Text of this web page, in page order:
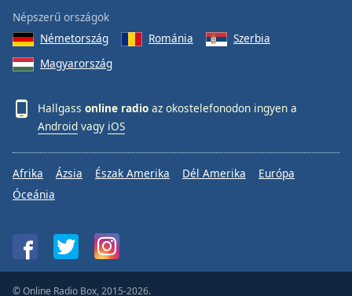
Népszerű országok
Németország
Románia
Szerbia
Magyarország
Hallgass online radio az okostelefonodon ingyen a
Android vagy iOS
Afrika Ázsia Észak Amerika Dél Amerika
Európa
Óceánia
© Online Radio Box, 2015-2026.